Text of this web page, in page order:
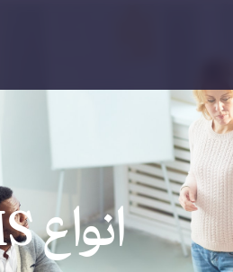
انواع CMS